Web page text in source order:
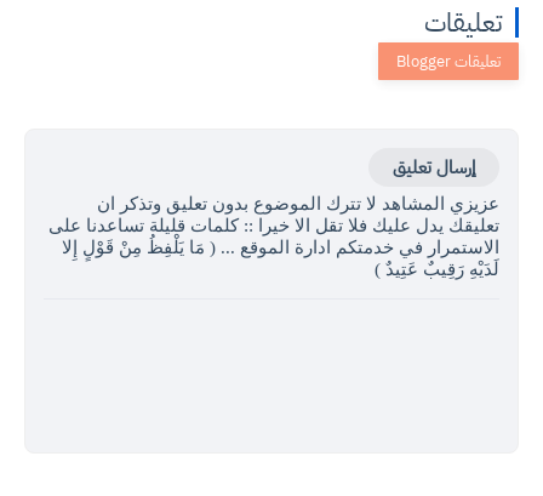
تعليقات
إرسال تعليق
عزيزي المشاهد لا تترك الموضوع بدون تعليق وتذكر ان
تعليقك يدل عليك فلا تقل الا خيرا :: كلمات قليلة تساعدنا على
الاستمرار في خدمتكم ادارة الموقع ... ( مَا يَلْفِظُ مِنْ قَوْلٍ إِلا
لَدَيْهِ رَقِيبٌ عَتِيدٌ )